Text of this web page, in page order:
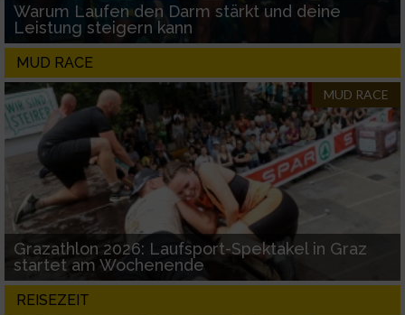
Warum Laufen den Darm stärkt und deine
Leistung steigern kann
MUD RACE
MUD RACE
Grazathlon 2026: Laufsport-Spektakel in Graz
startet am Wochenende
REISEZEIT
Funktional
Werbung